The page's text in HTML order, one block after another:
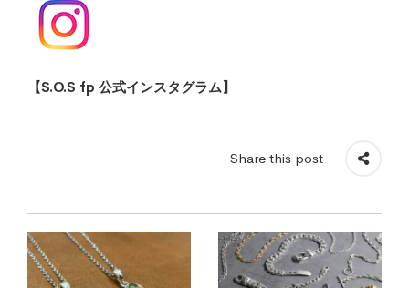
【S.O.S fp 公式インスタグラム】
Share this post